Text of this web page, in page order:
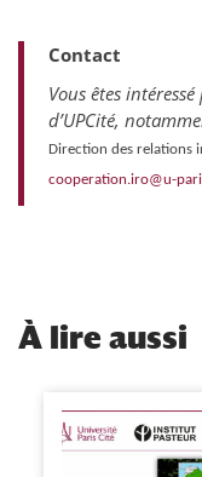
Contact
Vous êtes
d’UPCité,
Direction des relations
cooperation.iro@u-
À lire aussi